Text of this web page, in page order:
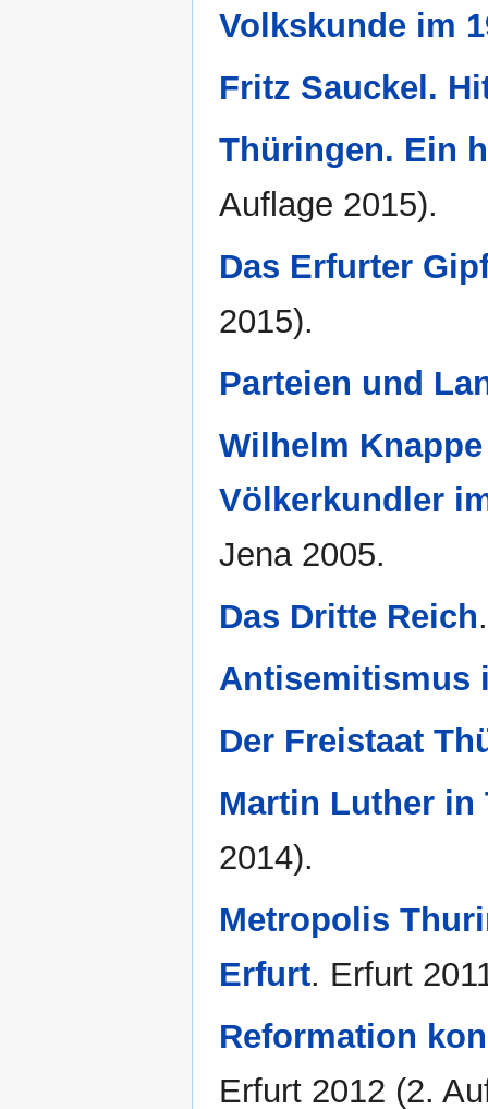
Volkskunde im
Fritz Sauckel.
Thüringen. Ein
Auflage 2015).
Das Erfurter
2015).
Parteien und
Wilhelm
Völkerkundler
Jena 2005.
Das Dritte Reich
Antisemitismus
Der Freistaat
Martin Luther in
2014).
Metropolis
Erfurt. Erfurt
Reformation
Erfurt 2012 (2.